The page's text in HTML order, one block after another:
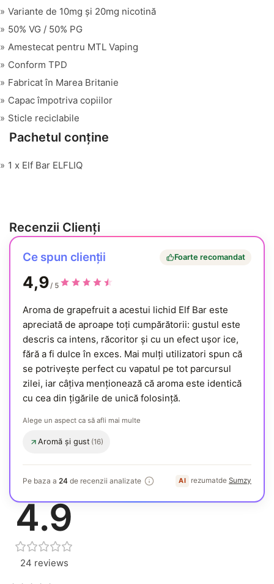
Variante de 10mg și 20mg nicotină
50% VG / 50% PG
Amestecat pentru MTL Vaping
Conform TPD
Fabricat în Marea Britanie
Capac împotriva copiilor
Sticle reciclabile
Pachetul conține
1 x Elf Bar ELFLIQ
Recenzii Clienți
Ce spun clienții Foarte recomandat
4,9/ 5
Aroma de grapefruit a acestui lichid Elf Bar este
apreciată de aproape toți cumpărătorii: gustul este
descris ca intens, răcoritor și cu un efect ușor ice,
fără a fi dulce în exces. Mai mulți utilizatori spun că
se potrivește perfect cu vapatul pe tot parcursul
zilei, iar câțiva menționează că aroma este identică
cu cea din țigările de unică folosință.
Alege un aspect ca să afli mai multe
Aromă și gust (16)
, menționat des
Pe baza a 24 de recenzii analizate
. cum sunt rezumate recenziile? AI Generat de AI
rezumatde Sumzy
4.9
24 reviews